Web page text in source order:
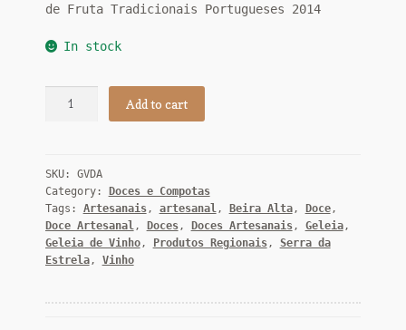
de Fruta Tradicionais Portugueses 2014
In stock
Geleia
gr
quantity
Add to cart
SKU: GVDA
Category:
Doces e Compotas
Tags: Artesanais, artesanal, Beira Alta, Doce,
Doce Artesanal, Doces, Doces Artesanais, Geleia,
Geleia de Vinho, Produtos Regionais, Serra da
Estrela, Vinho